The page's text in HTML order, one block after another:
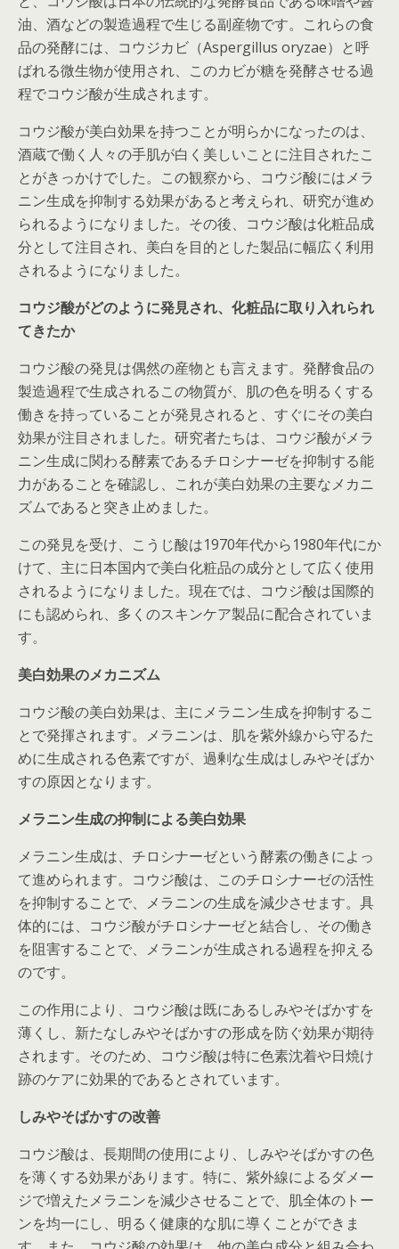
油、酒などの製造過程で生じる副産物です。これらの食
品の発酵には、コウジカビ（Aspergillus oryzae）と呼
ばれる微生物が使用され、このカビが糖を発酵させる過
程でコウジ酸が生成されます。
コウジ酸が美白効果を持つことが明らかになったのは、
酒蔵で働く人々の手肌が白く美しいことに注目されたこ
とがきっかけでした。この観察から、コウジ酸にはメラ
ニン生成を抑制する効果があると考えられ、研究が進め
られるようになりました。その後、コウジ酸は化粧品成
分として注目され、美白を目的とした製品に幅広く利用
されるようになりました。
コウジ酸がどのように発見され、化粧品に取り入れられ
てきたか
コウジ酸の発見は偶然の産物とも言えます。発酵食品の
製造過程で生成されるこの物質が、肌の色を明るくする
働きを持っていることが発見されると、すぐにその美白
効果が注目されました。研究者たちは、コウジ酸がメラ
ニン生成に関わる酵素であるチロシナーゼを抑制する能
力があることを確認し、これが美白効果の主要なメカニ
ズムであると突き止めました。
この発見を受け、こうじ酸は1970年代から1980年代にか
けて、主に日本国内で美白化粧品の成分として広く使用
されるようになりました。現在では、コウジ酸は国際的
にも認められ、多くのスキンケア製品に配合されていま
す。
美白効果のメカニズム
コウジ酸の美白効果は、主にメラニン生成を抑制するこ
とで発揮されます。メラニンは、肌を紫外線から守るた
めに生成される色素ですが、過剰な生成はしみやそばか
すの原因となります。
メラニン生成の抑制による美白効果
メラニン生成は、チロシナーゼという酵素の働きによっ
て進められます。コウジ酸は、このチロシナーゼの活性
を抑制することで、メラニンの生成を減少させます。具
体的には、コウジ酸がチロシナーゼと結合し、その働き
を阻害することで、メラニンが生成される過程を抑える
のです。
この作用により、コウジ酸は既にあるしみやそばかすを
薄くし、新たなしみやそばかすの形成を防ぐ効果が期待
されます。そのため、コウジ酸は特に色素沈着や日焼け
跡のケアに効果的であるとされています。
しみやそばかすの改善
コウジ酸は、長期間の使用により、しみやそばかすの色
を薄くする効果があります。特に、紫外線によるダメー
ジで増えたメラニンを減少させることで、肌全体のトー
ンを均一にし、明るく健康的な肌に導くことができま